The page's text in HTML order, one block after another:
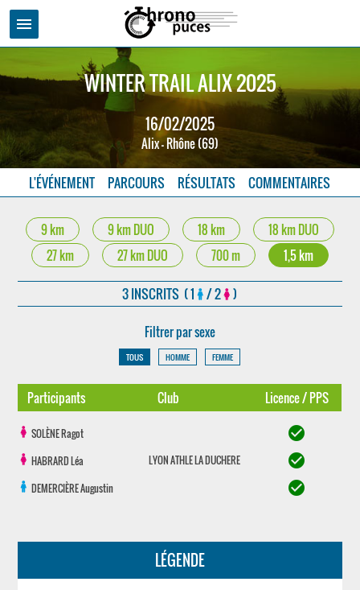
menu
WINTER TRAIL ALIX 2025
16/02/2025
Alix - Rhône (69)
L'ÉVÉNEMENT PARCOURS RÉSULTATS COMMENTAIRES
9 km 9 km DUO 18 km
18 km DUO
27 km
27 km DUO 700 m 1,5 km
3 INSCRITS ( 1 / 2 )
Filtrer par sexe
TOUS HOMME FEMME
Participants Club Licence / PPS
SOLÈNERagot check_circle
HABRARDLéa LYON ATHLE LA DUCHERE check_circle
DEMERCIÈREAugustin check_circle
LÉGENDE